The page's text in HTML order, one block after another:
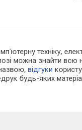
техніку,
можна знайти
відгуки
будь-яких